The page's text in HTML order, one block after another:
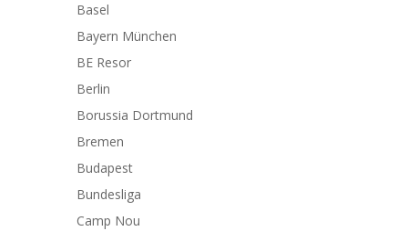
Basel
Bayern München
BE Resor
Berlin
Borussia Dortmund
Bremen
Budapest
Bundesliga
Camp Nou